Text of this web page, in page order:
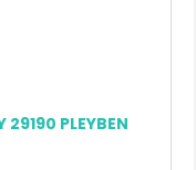
29190 PLEYBEN